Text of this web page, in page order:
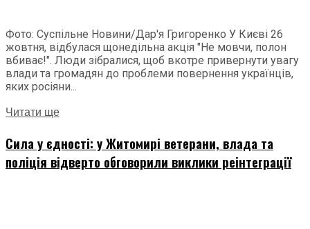
Фото: Суспільне Новини/Дар'я Григоренко У Києві 26
жовтня, відбулася щонедільна акція "Не мовчи, полон
вбиває!". Люди зібралися, щоб вкотре привернути увагу
влади та громадян до проблеми повернення українців,
яких росіяни...
Читати ще
Сила у єдності: у Житомирі ветерани, влада та
поліція відверто обговорили виклики реінтеграції